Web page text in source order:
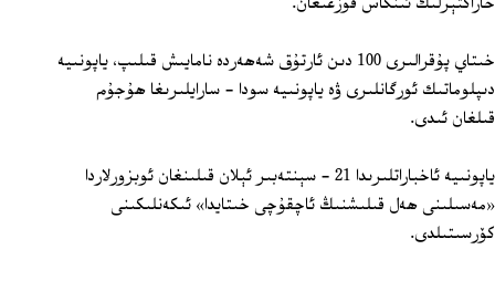
خىتاي پۇقرالىرى 100 دىن ئارتۇق شەھەردە نامايىش قىلىپ، ياپونىيە
دىپلوماتىك ئورگانلىرى ۋە ياپونىيە سودا - سارايلىرىغا ھۇجۇم
قىلغان ئىدى.
ياپونىيە ئاخباراتلىرىدا 21 - سېنتەبىر ئېلان قىلىنغان ئوبزورلاردا
«مەسىلىنى ھەل قىلىشنىڭ ئاچقۇچى خىتايدا» ئىكەنلىكىنى
كۆرسىتىلدى.